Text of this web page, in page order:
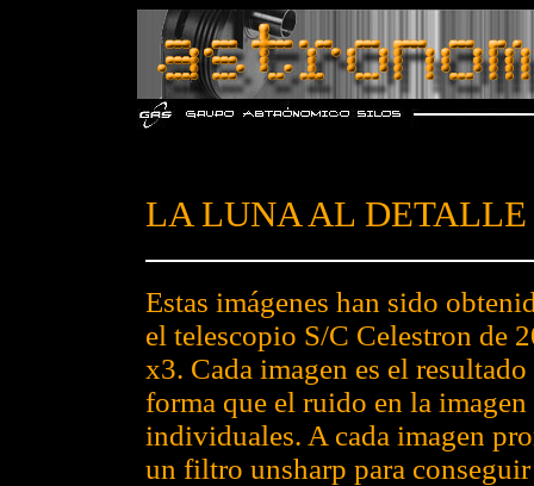
LA LUNA AL DETALLE
Estas imágenes han sido
el telescopio S/C Celestron de
x3. Cada imagen es el
forma que el ruido en la
individuales. A cada imagen
un filtro unsharp para